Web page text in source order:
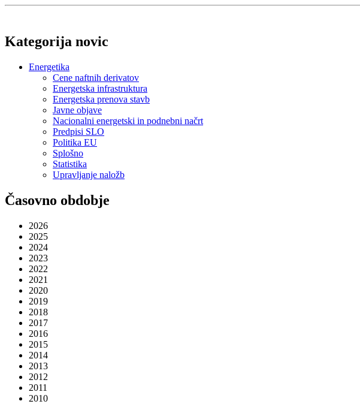
Kategorija novic
Energetika
Cene naftnih derivatov
Energetska infrastruktura
Energetska prenova stavb
Javne objave
Nacionalni energetski in podnebni načrt
Predpisi SLO
Politika EU
Splošno
Statistika
Upravljanje naložb
Časovno obdobje
2026
2025
2024
2023
2022
2021
2020
2019
2018
2017
2016
2015
2014
2013
2012
2011
2010